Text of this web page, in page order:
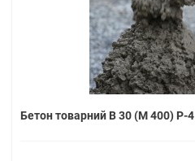
Бетон товарний В 30 (M 400) P-4